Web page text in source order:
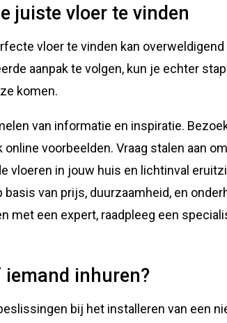
juiste vloer te vinden
vloer te vinden kan
aanpak te volgen, kun je echter
komen.
van informatie en inspiratie.
voorbeelden. Vraag stalen aan
vloeren in jouw huis en lichtinval
van prijs, duurzaamheid, en
met een expert, raadpleeg een
inhuren?
bij het installeren van een